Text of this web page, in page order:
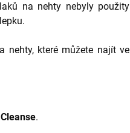
na nehty nebyly použity
nehty, které můžete najít ve
.